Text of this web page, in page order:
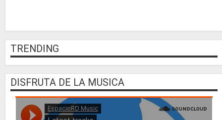
TRENDING
DISFRUTA DE LA MUSICA